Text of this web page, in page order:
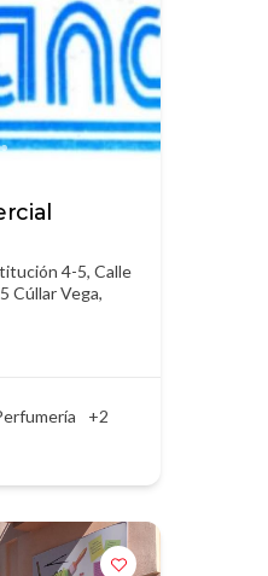
4-5, Calle
Cúllar Vega,
+2